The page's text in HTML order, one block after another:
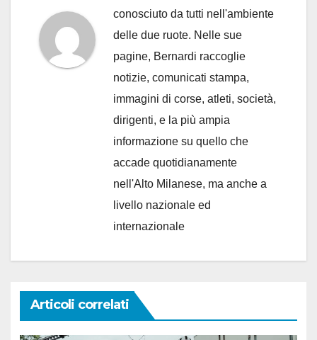
conosciuto da tutti nell'ambiente
delle due ruote. Nelle sue
pagine, Bernardi raccoglie
notizie, comunicati stampa,
immagini di corse, atleti, società,
dirigenti, e la più ampia
informazione su quello che
accade quotidianamente
nell'Alto Milanese, ma anche a
livello nazionale ed
internazionale
Articoli correlati